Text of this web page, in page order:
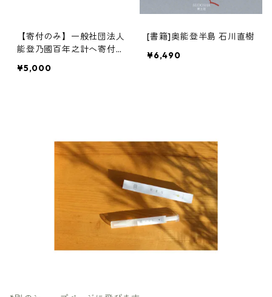
【寄付のみ】一般社団法人
能登乃國百年之計へ寄付す
¥5,000
[書籍]奥能登半島 石川直樹
¥6,490